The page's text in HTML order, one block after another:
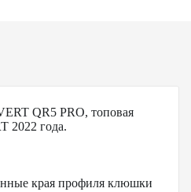
QR5 PRO, топовая
2022 года.
края профиля клюшки